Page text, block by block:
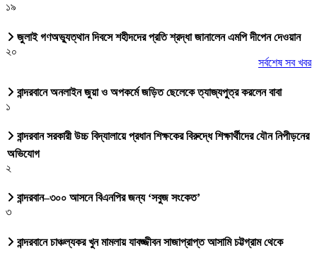
১৯
জুলাই গণঅভ্যুত্থান দিবসে শহীদদের প্রতি শ্রদ্ধা জানালেন এমপি দীপেন দেওয়ান
২০
সর্বশেষ সব খবর
বান্দরবানে অনলাইন জুয়া ও অপকর্মে জড়িত ছেলেকে ত্যাজ্যপুত্র করলেন বাবা
১
বান্দরবান সরকারী উচ্চ বিদ্যালায়ে প্রধান শিক্ষকের বিরুদ্ধে শিক্ষার্থীদের যৌন নিপীড়নের
অভিযোগ
২
বান্দরবান–৩০০ আসনে বিএনপির জন্য ‘সবুজ সংকেত’
৩
বান্দরবানে চাঞ্চল্যকর খুন মামলায় যাবজ্জীবন সাজাপ্রাপ্ত আসামি চট্টগ্রাম থেকে